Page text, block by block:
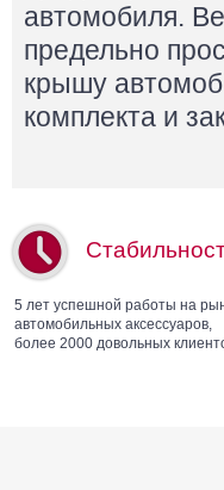
автомобиля.
предельно
крышу
комплекта и
5 лет успешной работы на
автомобильных аксессуаров,
более 2000 довольных